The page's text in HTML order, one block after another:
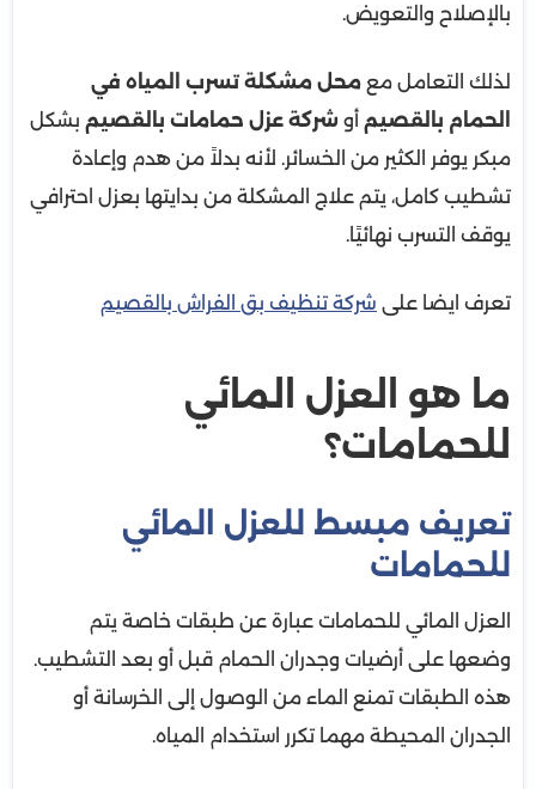
بالإصلاح والتعويض.
لذلك التعامل مع محل مشكلة تسرب المياه في
الحمام بالقصيم أو شركة عزل حمامات بالقصيم بشكل
مبكر يوفر الكثير من الخسائر. لأنه بدلاً من هدم وإعادة
تشطيب كامل، يتم علاج المشكلة من بدايتها بعزل احترافي
يوقف التسرب نهائيًا.
تعرف ايضا على شركة تنظيف بق الفراش بالقصيم
ما هو العزل المائي
للحمامات؟
تعريف مبسط للعزل المائي
للحمامات
العزل المائي للحمامات عبارة عن طبقات خاصة يتم
وضعها على أرضيات وجدران الحمام قبل أو بعد التشطيب.
هذه الطبقات تمنع الماء من الوصول إلى الخرسانة أو
الجدران المحيطة مهما تكرر استخدام المياه.